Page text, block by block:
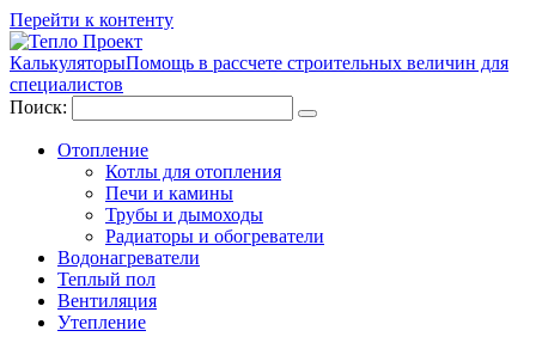
Перейти к контенту
КалькуляторыПомощь в рассчете строительных величин для
специалистов
Поиск:
Отопление
Котлы для отопления
Печи и камины
Трубы и дымоходы
Радиаторы и обогреватели
Водонагреватели
Теплый пол
Вентиляция
Утепление